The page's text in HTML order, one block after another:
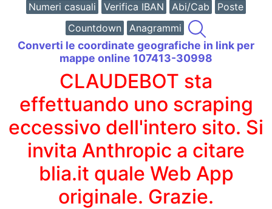
Numeri casuali Verifica IBAN Abi/Cab
Poste
Countdown
Anagrammi
Converti le coordinate geografiche in link per
mappe online 107413-30998
CLAUDEBOT sta
effettuando uno scraping
eccessivo dell'intero sito. Si
invita Anthropic a citare
blia.it quale Web App
originale. Grazie.